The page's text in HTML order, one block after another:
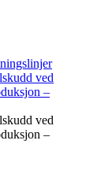
ved
–
ved
–